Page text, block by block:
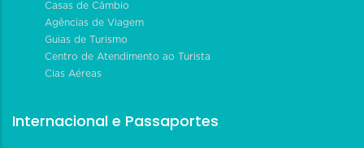
Casas de Câmbio
Agências de Viagem
Guias de Turismo
Centro de Atendimento ao Turista
Cias Aéreas
Internacional e Passaportes